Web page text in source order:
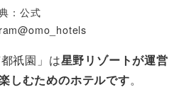
：公式
祇園」は星野リゾートが運営
しむためのホテルです。